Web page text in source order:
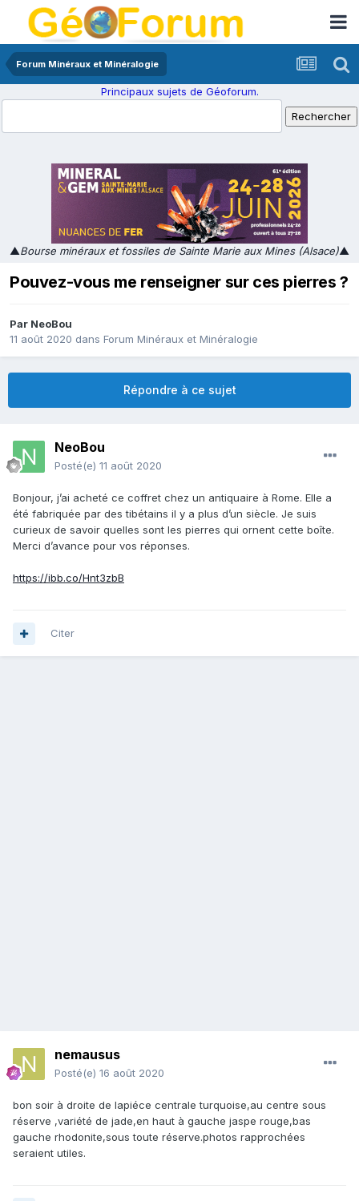
Forum Minéraux et Minéralogie
Principaux sujets de Géoforum.
▲Bourse minéraux et fossiles de Sainte Marie aux Mines (Alsace)▲
Pouvez-vous me renseigner sur ces pierres ?
Par NeoBou
11 août 2020 dans Forum Minéraux et Minéralogie
Répondre à ce sujet
NeoBou
Posté(e) 11 août 2020
Bonjour, j’ai acheté ce coffret chez un antiquaire à Rome. Elle a
été fabriquée par des tibétains il y a plus d’un siècle. Je suis
curieux de savoir quelles sont les pierres qui ornent cette boîte.
Merci d’avance pour vos réponses.
https://ibb.co/Hnt3zbB
Citer
nemausus
Posté(e) 16 août 2020
bon soir à droite de lapiéce centrale turquoise,au centre sous
réserve ,variété de jade,en haut à gauche jaspe rouge,bas
gauche rhodonite,sous toute réserve.photos rapprochées
seraient utiles.